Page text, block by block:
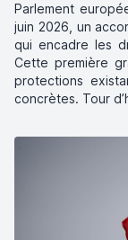
Parlement
juin 2026, un
qui encadre les
Cette première
protections
concrètes. Tour